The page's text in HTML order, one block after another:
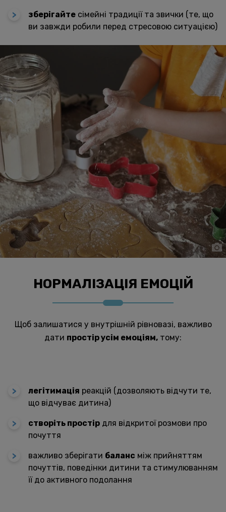
зберігайте сімейні традиції та звички (те, що
ви завжди робили перед стресовою ситуацією)
НОРМАЛІЗАЦІЯ ЕМОЦІЙ
Щоб залишатися у внутрішній рівновазі, важливо
дати простір усім емоціям, тому:
легітимація реакцій (дозволяють відчути те,
що відчуває дитина)
створіть простір для відкритої розмови про
почуття
важливо зберігати баланс між прийняттям
почуттів, поведінки дитини та стимулюванням
її до активного подолання